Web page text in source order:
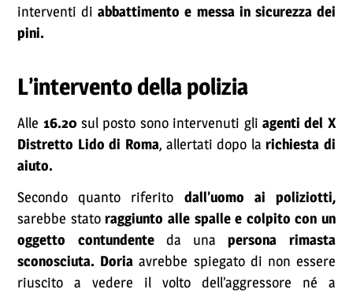
interventi di abbattimento e messa in sicurezza dei
pini.
L’intervento della polizia
Alle 16.20 sul posto sono intervenuti gli agenti del X
Distretto Lido di Roma, allertati dopo larichiesta di
aiuto.
Secondo quanto riferito dall’uomo ai poliziotti,
sarebbe statoraggiunto alle spalle e colpito con un
oggetto contundenteda unapersona rimasta
sconosciuta. Doria avrebbe spiegato di non essere
riuscito a vedere il volto dell’aggressore né a